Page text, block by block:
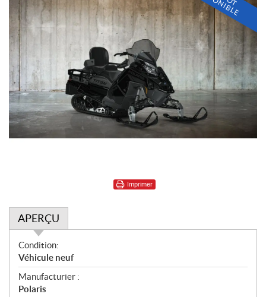
Imprimer
APERÇU
A
p
e
r
Condition:
Véhicule neuf
Manufacturier :
Polaris